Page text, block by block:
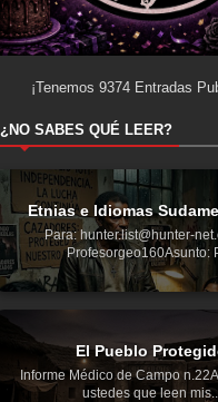
¡Tenemos 9374Entradas
¿NO SABES QUÉ LEER?
Etnias e Idiomas
Para: hunter.list@hunter-
Profesorgeo160Asunto:
El Pueblo
Informe Médico de Campo
ustedes que leen